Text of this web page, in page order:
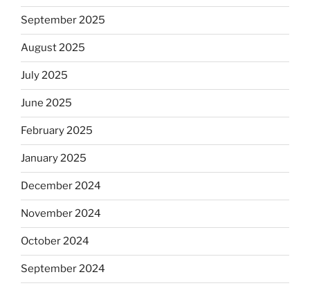
September 2025
August 2025
July 2025
June 2025
February 2025
January 2025
December 2024
November 2024
October 2024
September 2024